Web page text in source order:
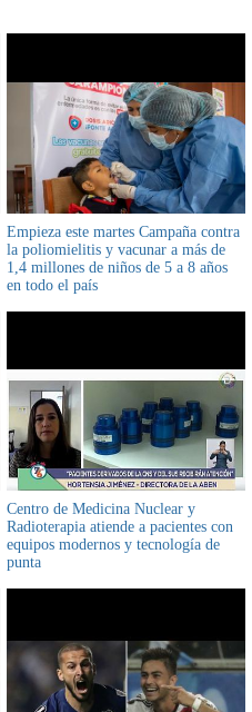
Empieza este martes Campaña contra
la poliomielitis y vacunar a más de
1,4 millones de niños de 5 a 8 años
en todo el país
Centro de Medicina Nuclear y
Radioterapia atiende a pacientes con
equipos modernos y tecnología de
punta